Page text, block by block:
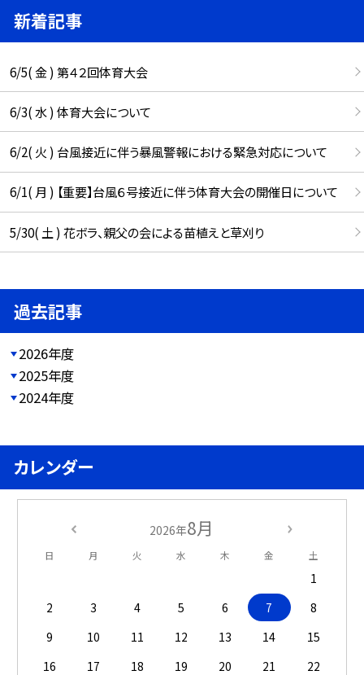
新着記事
6/5( 金 ) 第４２回体育大会
6/3( 水 ) 体育大会について
6/2( 火 ) 台風接近に伴う暴風警報における緊急対応について
6/1( 月 ) 【重要】台風６号接近に伴う体育大会の開催日について
5/30( 土 ) 花ボラ、親父の会による苗植えと草刈り
過去記事
2026年度
2025年度
2024年度
カレンダー
2026年8月
日 月 火 水 木 金 土
1
2
3 4 5 6 7
8
9
10 11 12 13 14
15
16
17 18 19 20 21
22